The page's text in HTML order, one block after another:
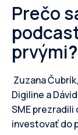
Prečo
prvými?
Zuzana
Digiline a
SME
investovať do